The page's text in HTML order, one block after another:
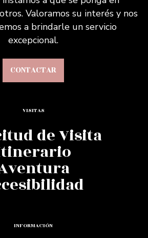
Valoramos su interés y nos
a brindarle un servicio
excepcional.
CONTACTAR
VISITAS
de Visita
INFORMACIÓN